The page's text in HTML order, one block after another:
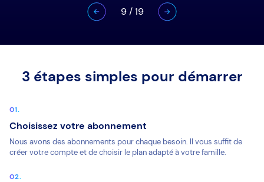
9/19
3 étapes simples pour démarrer
Choisissez votre abonnement
Nous avons des abonnements pour chaque besoin. Il vous suffit de
créer votre compte et de choisir le plan adapté à votre famille.